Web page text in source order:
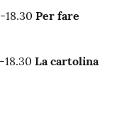
18.30 Per fare
18.30 La cartolina